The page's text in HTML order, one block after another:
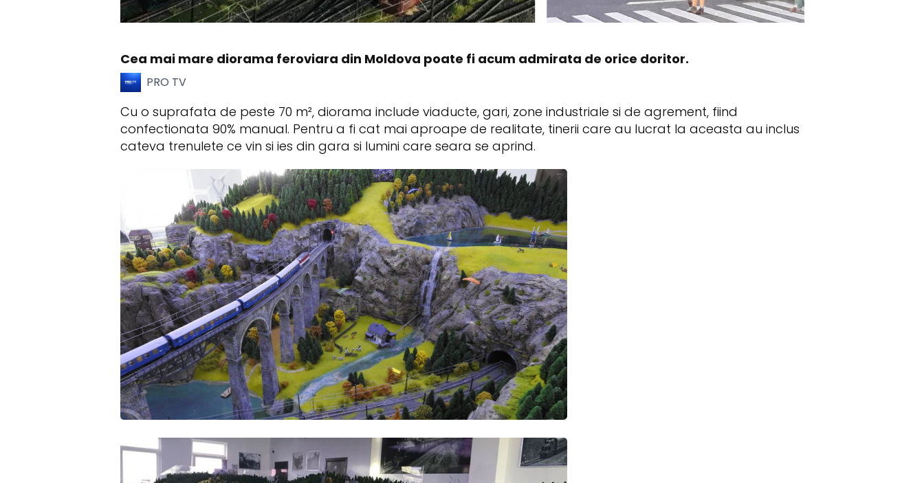
Cea mai mare diorama feroviara din Moldova poate fi acum admirata de orice doritor.
PRO TV
Cu o suprafata de peste 70 m², diorama include viaducte, gari, zone industriale si de agrement, fiind
confectionata 90% manual. Pentru a fi cat mai aproape de realitate, tinerii care au lucrat la aceasta au inclus
cateva trenulete ce vin si ies din gara si lumini care seara se aprind.